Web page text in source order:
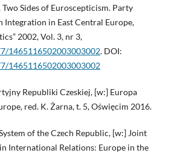
Two Sides of Euroscepticism. Party
Integration in East Central Europe,
2002, Vol. 3, nr 3,
1465116502003003002. DOI:
1465116502003003002
Republiki Czeskiej, [w:] Europa
red. K. Żarna, t. 5, Oświęcim 2016.
of the Czech Republic, [w:] Joint
International Relations: Europe in the